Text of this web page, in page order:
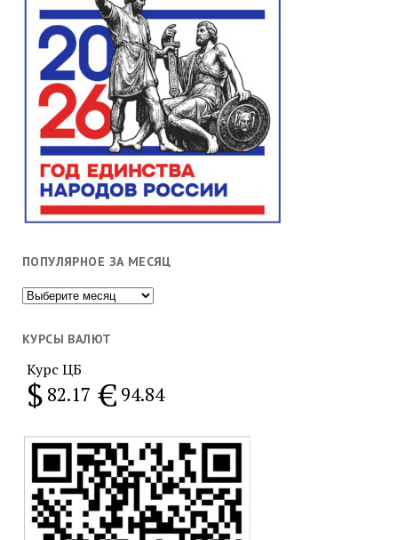
ПОПУЛЯРНОЕ ЗА МЕСЯЦ
Популярное
месяц
КУРСЫ ВАЛЮТ
Курс ЦБ
$ 82.17 € 94.84